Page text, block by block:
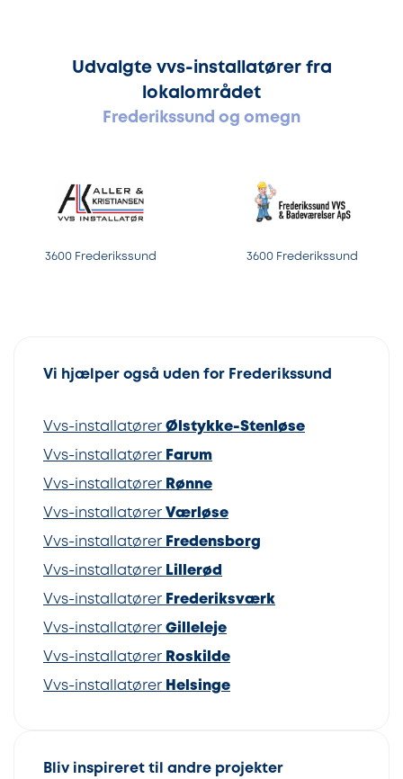
Udvalgte vvs-installatører fra
lokalområdet
Frederikssund og omegn
3600 Frederikssund 3600 Frederikssund
Vi hjælper også uden for Frederikssund
Vvs-installatører Ølstykke-Stenløse
Vvs-installatører Farum
Vvs-installatører Rønne
Vvs-installatører Værløse
Vvs-installatører Fredensborg
Vvs-installatører Lillerød
Vvs-installatører Frederiksværk
Vvs-installatører Gilleleje
Vvs-installatører Roskilde
Vvs-installatører Helsinge
Bliv inspireret til andre projekter